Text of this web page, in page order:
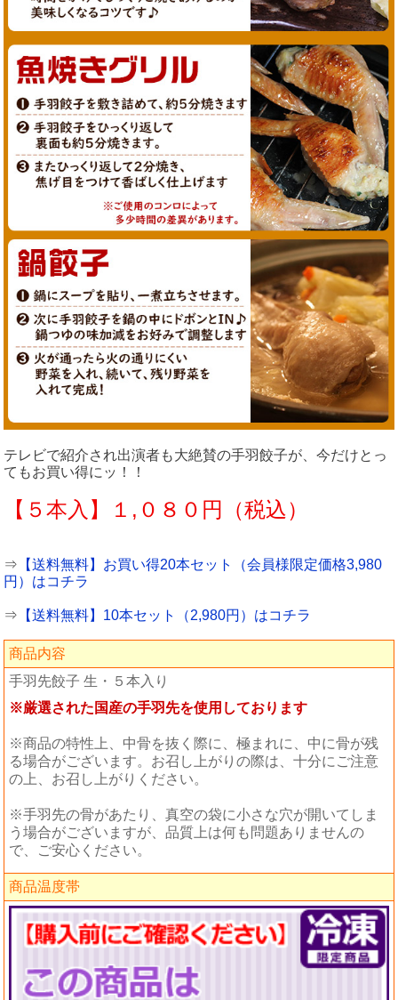
テレビで紹介され出演者も大絶賛の手羽餃子が、今だけとっ
てもお買い得にッ！！
【５本入】１,０８０円（税込）
⇒ 【送料無料】お買い得20本セット（会員様限定価格3,980
円）はコチラ
⇒ 【送料無料】10本セット（2,980円）はコチラ
商品内容
手羽先餃子 生・５本入り
※厳選された国産の手羽先を使用しております
※商品の特性上、中骨を抜く際に、極まれに、中に骨が残
る場合がございます。お召し上がりの際は、十分にご注意
の上、お召し上がりください。
※手羽先の骨があたり、真空の袋に小さな穴が開いてしま
う場合がございますが、品質上は何も問題ありませんの
で、ご安心ください。
商品温度帯